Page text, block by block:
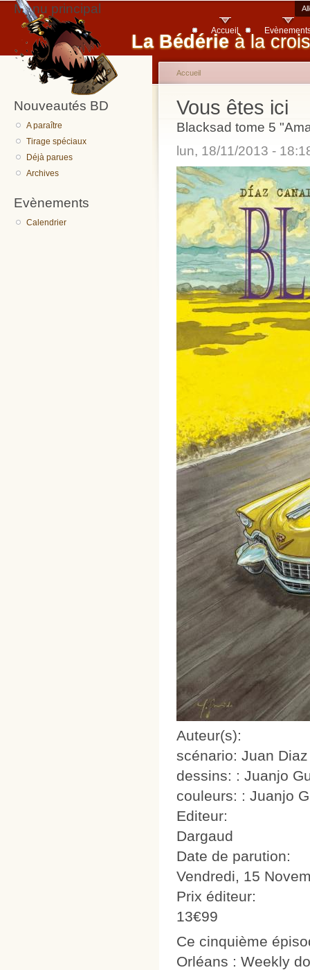
La Bédérie à la
Menu principal
Accueil
Nouveautés BD
A paraître
Tirage spéciaux
Déjà parues
Archives
Evènements
Calendrier
Vous êtes ici
Accueil
Blacksad tome 5
lun, 18/11/2013 -
Auteur(s):
scénario: Juan
dessins: : Juanjo
couleurs: : Juanjo
Editeur:
Dargaud
Date de parution:
Vendredi, 15
Prix éditeur:
13€99
Ce cinquième
Orléans : Weekly